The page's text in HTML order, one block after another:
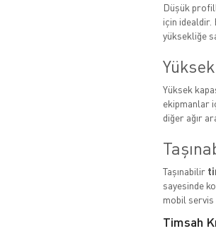
Düşük
için idealdir.
yüksekliğe
Yüksek
ekipmanlar
diğer ağır
Taşınabilir
sayesinde
mobil servis
Timsah